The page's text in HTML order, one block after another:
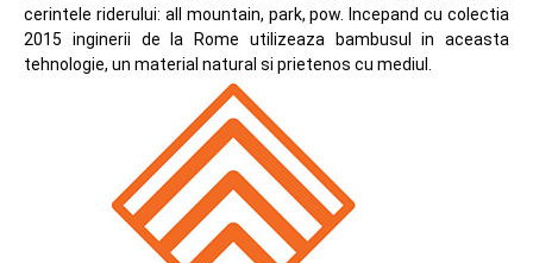
cerintele riderului: all mountain, park, pow. Incepand cu colectia
2015 inginerii de la Rome utilizeaza bambusul in aceasta
tehnologie, un material natural si prietenos cu mediul.